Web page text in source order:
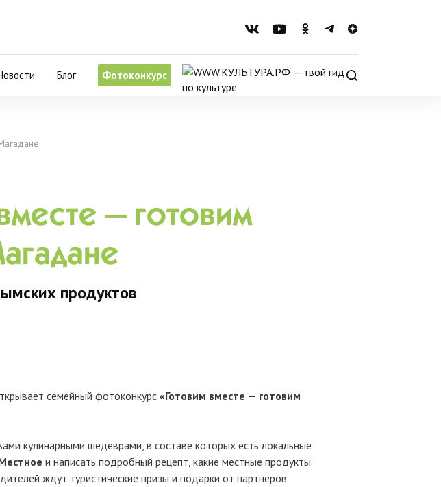
Блог Фотоконкурс
— готовим
продуктов
семейный фотоконкурс «Готовим вместе — готовим
кулинарными шедеврами, в составе которых есть локальные
и написать подробный рецепт, какие местные продукты
ждут туристические призы и подарки от партнеров